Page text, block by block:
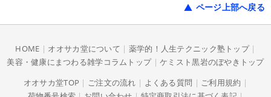
ページ上部へ戻る
HOME | オオサカ堂について | 薬学的！人生テクニック塾トップ|
美容・健康にまつわる雑学コラムトップ| ケミスト黒岩のぼやきトップ
オオサカ堂TOP | ご注文の流れ | よくある質問 | ご利用規約 |